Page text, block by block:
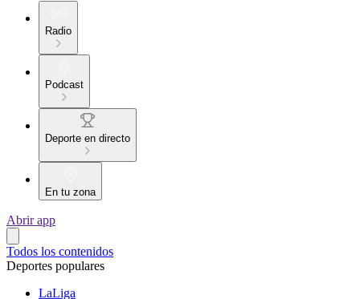
Radio
Podcast
Deporte en directo
En tu zona
Abrir app
Todos los contenidos
Deportes populares
LaLiga